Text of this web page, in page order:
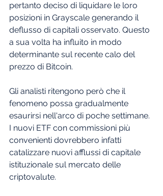
pertanto deciso di liquidare le loro
posizioni in Grayscale generando il
deflusso di capitali osservato. Questo
a sua volta ha influito in modo
determinante sul recente calo del
prezzo di Bitcoin.
Gli analisti ritengono però che il
fenomeno possa gradualmente
esaurirsi nell'arco di poche settimane.
I nuovi ETF con commissioni più
convenienti dovrebbero infatti
catalizzare nuovi afflussi di capitale
istituzionale sul mercato delle
criptovalute.